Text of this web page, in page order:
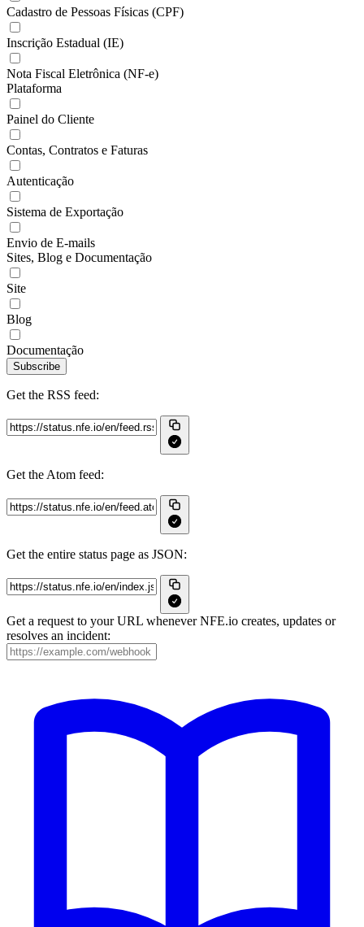
Cadastro de Pessoas Físicas (CPF)
Inscrição Estadual (IE)
Nota Fiscal Eletrônica (NF-e)
Plataforma
Painel do Cliente
Contas, Contratos e Faturas
Autenticação
Sistema de Exportação
Envio de E-mails
Sites, Blog e Documentação
Site
Blog
Documentação
Subscribe
Get the RSS feed:
Get the Atom feed:
Get the entire status page as JSON:
Get a request to your URL whenever NFE.io creates, updates or
resolves an incident: